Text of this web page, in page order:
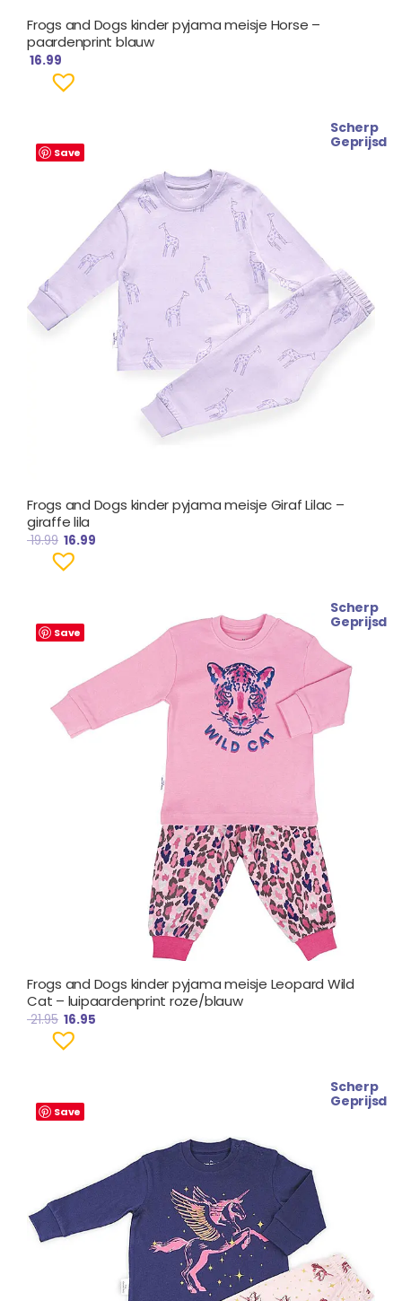
Frogs and Dogs kinder pyjama meisje Horse –
paardenprint blauw
16.99
Save
Scherp
Geprijsd
Frogs and Dogs kinder pyjama meisje Giraf Lilac –
giraffe lila
19.99
prijs
16.99
€ 16.99.
Save
Scherp
Geprijsd
Frogs and Dogs kinder pyjama meisje Leopard Wild
Cat – luipaardenprint roze/blauw
21.95
prijs
was:
16.95
€ 16.95.
Save
Scherp
Geprijsd
prijs
was: